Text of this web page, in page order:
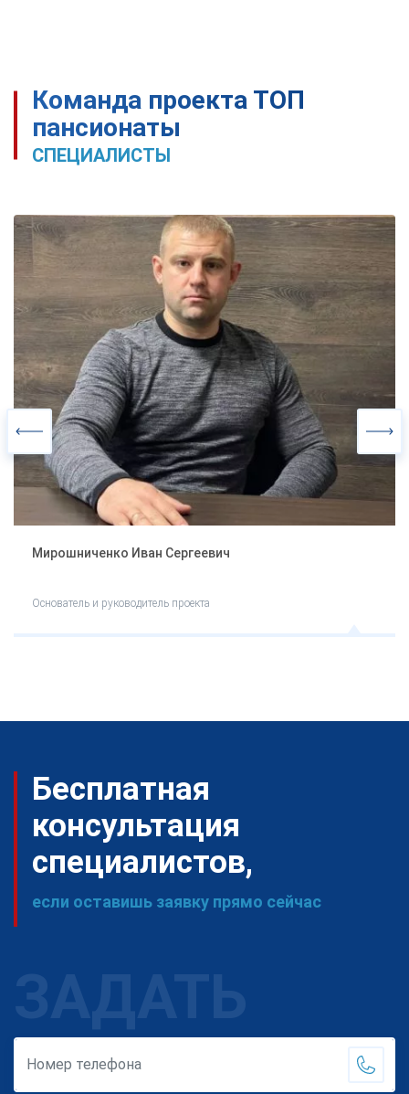
Команда проекта ТОП
пансионаты
СПЕЦИАЛИСТЫ
Должность:
координатор проекта
Специальность:
менеджер по управлению
Харьковский Институт Экономических и
рыночных отношений
Стаж работы:
12 лет
Мирошниченко Иван Сергеевич
Основатель и руководитель проекта
Бесплатная
консультация
специалистов,
если оставишь заявку прямо сейчас